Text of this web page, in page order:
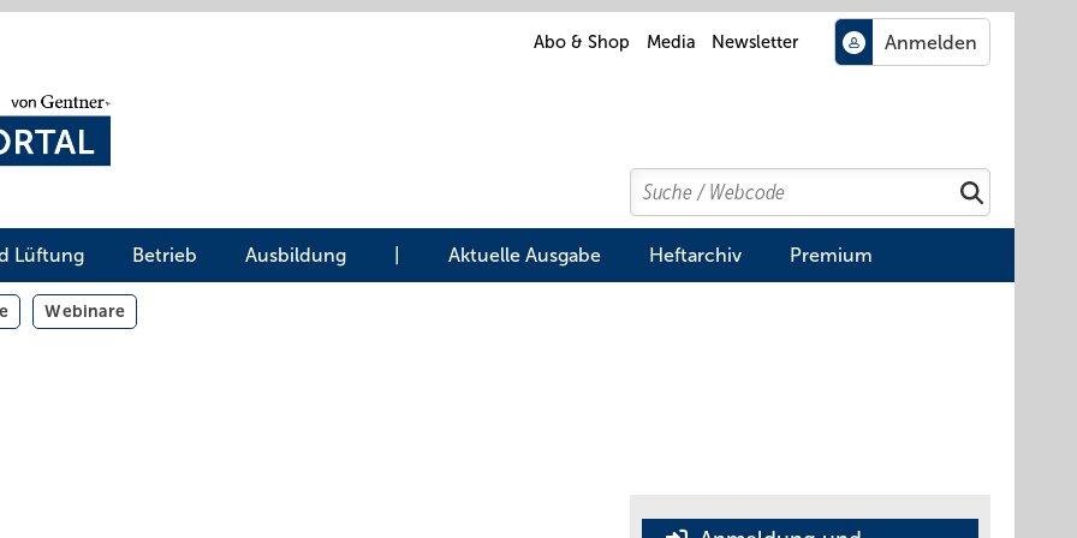
Abo & Shop Media Newsletter
Search
Suchen
Lüftung Betrieb Ausbildung Aktuelle Ausgabe Heftarchiv Premium
Webinare